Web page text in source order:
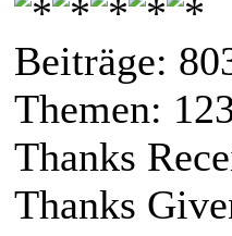
Beiträge:
Themen:
Thanks
Thanks